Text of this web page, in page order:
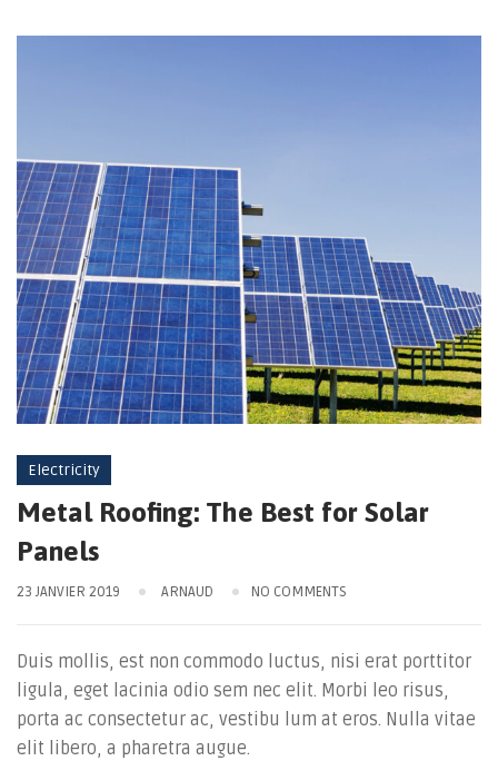
Electricity
Metal Roofing: The Best for Solar
Panels
23 JANVIER 2019 ARNAUD NO COMMENTS
Duis mollis, est non commodo luctus, nisi erat porttitor
ligula, eget lacinia odio sem nec elit. Morbi leo risus,
porta ac consectetur ac, vestibu lum at eros. Nulla vitae
elit libero, a pharetra augue.